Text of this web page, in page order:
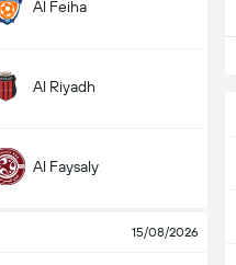
Al Feiha
Al Riyadh
Al Faysaly
15/08/2026